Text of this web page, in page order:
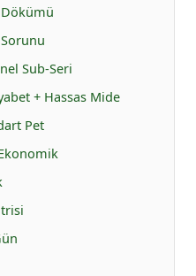
Sub-Seri
+ Hassas Mide
Pet